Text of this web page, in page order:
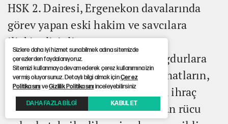
HSK 2. Dairesi, Ergenekon davalarında
görev yapan eski hakim ve savcılara
ilişkin disiplin soruşturmasını
tamamladı. Kararla birlikte, mağdurlara
devlet tarafından ödenen tazminatların,
süreçte görev alan ve meslekten ihraç
edilen eski yargı mensuplarından rücu
Sizlere daha iyi hizmet sunabilmek adına sitemizde
çerezlerden faydalanıyoruz.
Sitemizi kullanmaya devam ederek çerez kullanımına izin
vermiş oluyorsunuz. Detaylı bilgi almak içinÇerez
PolitikasınıveGizlilik Politikasınıinceleyebilirsiniz
DAHA FAZLA BİLGİ KABUL ET